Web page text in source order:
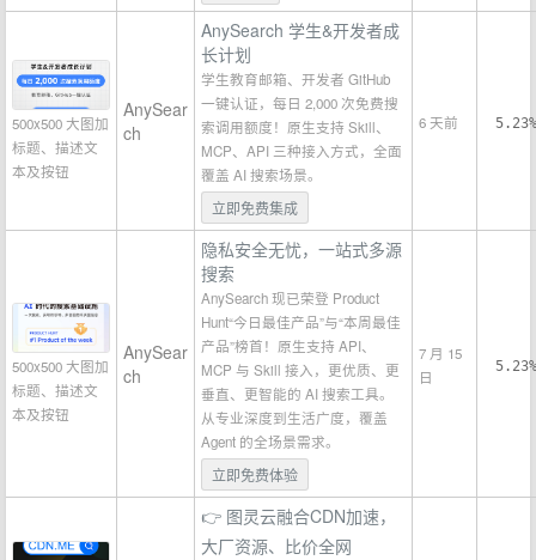
500x500 大图加
标题、描述文
本及按钮
AnySear
ch
AnySearch 学生&开发者成
长计划
学生教育邮箱、开发者 GitHub
一键认证，每日 2,000 次免费搜
索调用额度！原生支持 Skill、
MCP、API 三种接入方式，全面
覆盖 AI 搜索场景。
立即免费集成
6 天前 5.23%
500x500 大图加
标题、描述文
本及按钮
AnySear
ch
隐私安全无忧，一站式多源
搜索
AnySearch 现已荣登 Product
Hunt“今日最佳产品”与“本周最佳
产品”榜首！原生支持 API、
MCP 与 Skill 接入，更优质、更
垂直、更智能的 AI 搜索工具。
从专业深度到生活广度，覆盖
Agent 的全场景需求。
立即免费体验
7 月 15
日
5.23%
👉 图灵云融合CDN加速，
大厂资源、比价全网